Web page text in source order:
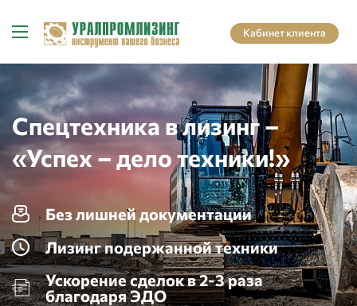
Кабинет клиента
Спецтехника в лизинг –
«Успех – дело техники!»
Без лишней документации
Лизинг подержанной техники
Ускорение сделок в 2-3 раза
благодаря ЭДО